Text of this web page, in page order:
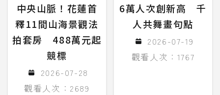
中央山脈！花蓮首
釋11間山海景觀法
拍套房 488萬元起
競標
2026-07-28
觀看人次：2689
6萬人次創新高 千
人共舞畫句點
2026-07-19
觀看人次：1767